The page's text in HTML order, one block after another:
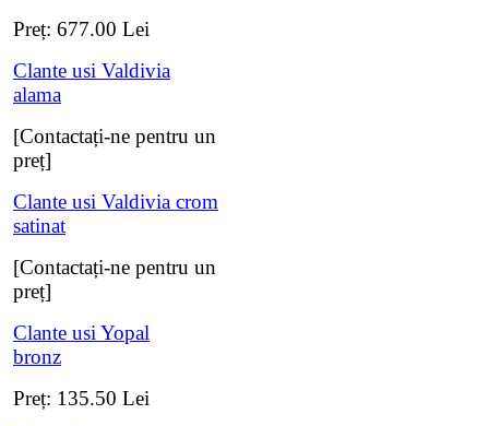
Preț: 677.00 Lei
Clante usi Valdivia
alama
[Contactați-ne pentru un
preț]
Clante usi Valdivia crom
satinat
[Contactați-ne pentru un
preț]
Clante usi Yopal
bronz
Preț: 135.50 Lei